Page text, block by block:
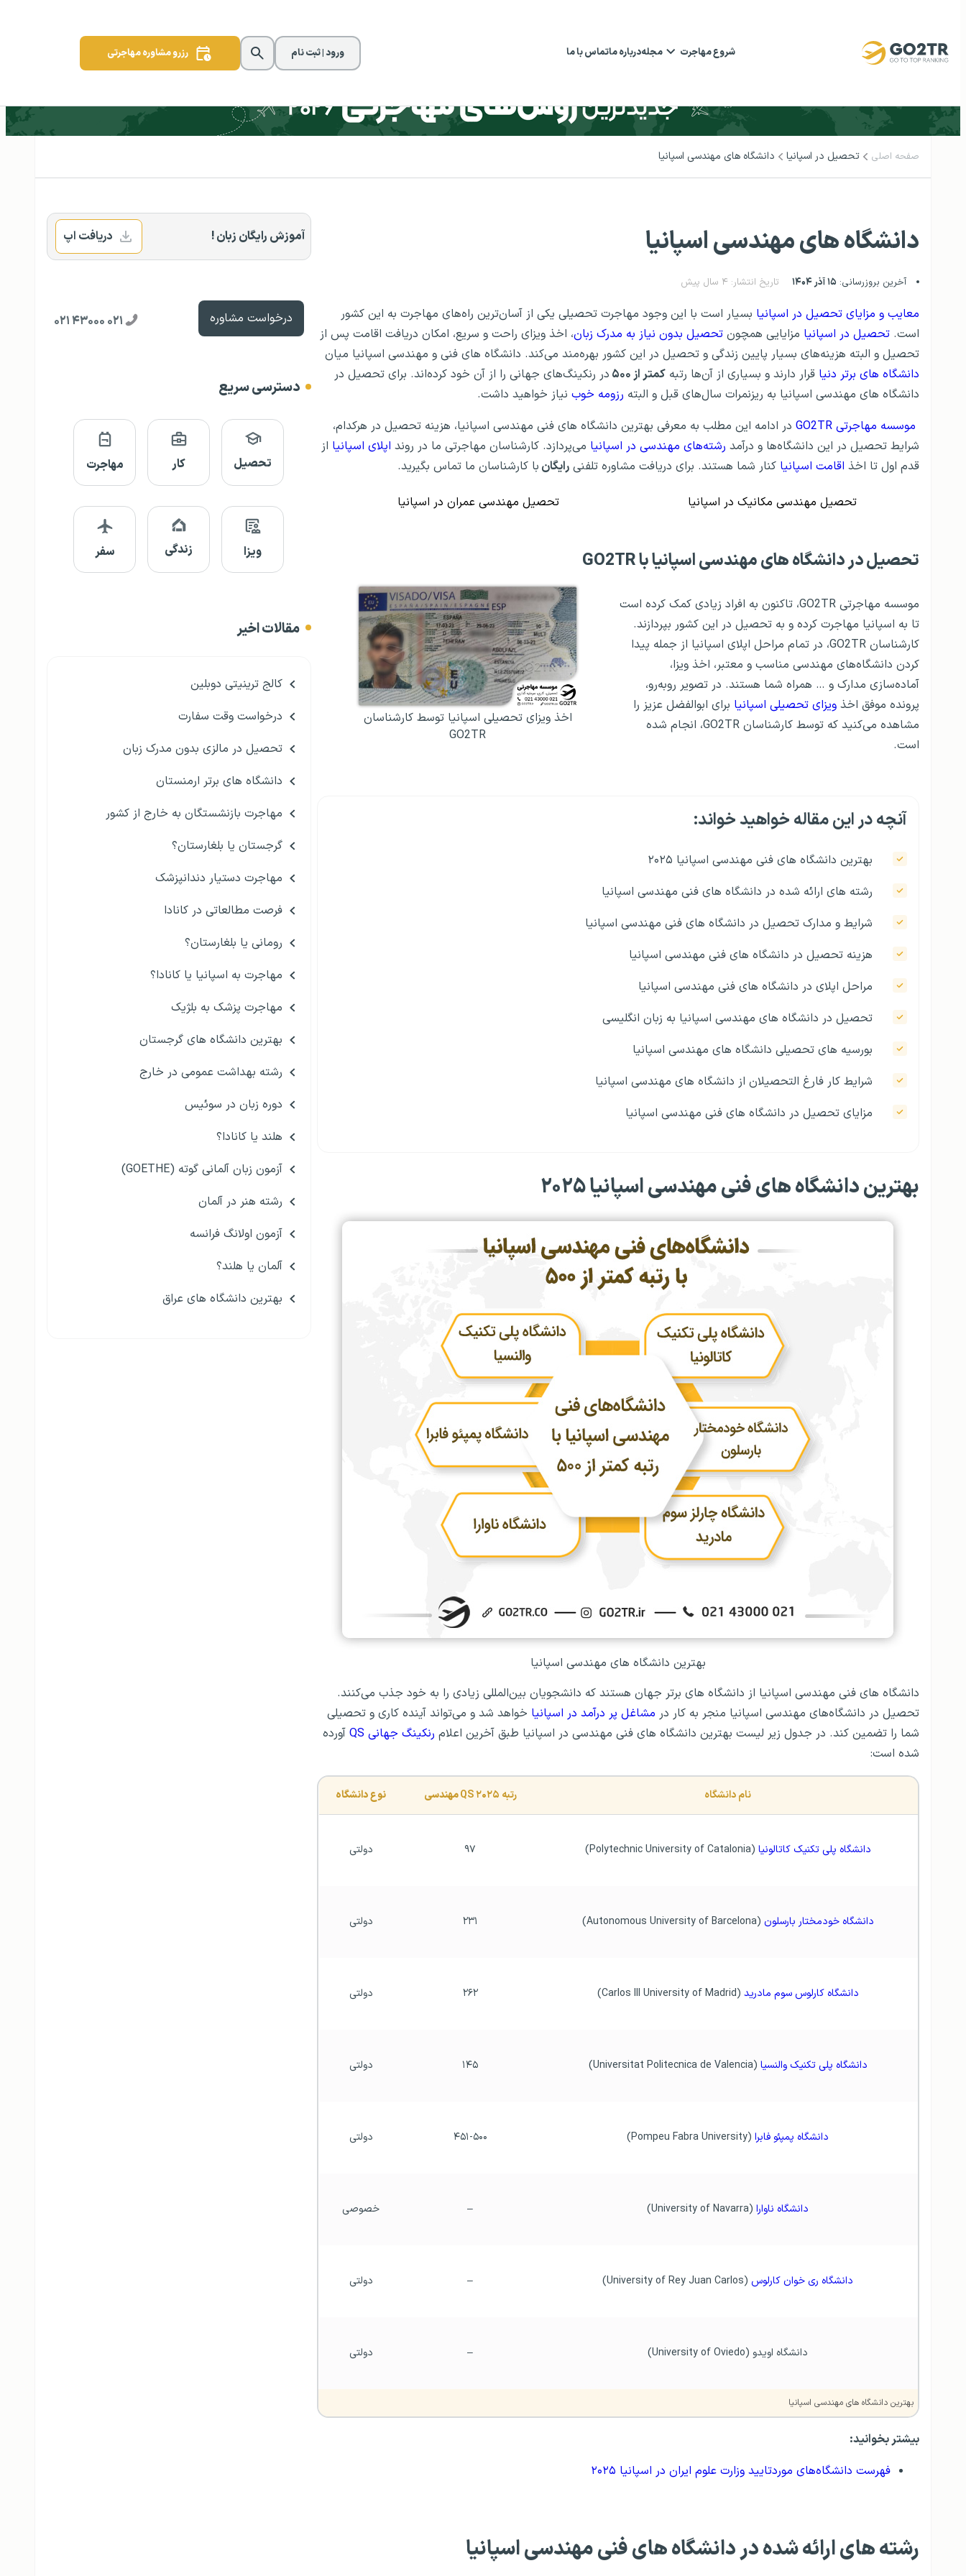
شروع مهاجرت مجلهدرباره ماتماس با ما ورود | ثبت نام رزرو مشاوره مهاجرتی
صفحه اصلی تحصیل در اسپانیا دانشگاه های مهندسی اسپانیا
دانشگاه های مهندسی اسپانیا
آخرین بروزرسانی: ۱۵ آذر ۱۴۰۴ تاریخ انتشار: ۴ سال پیش
معایب و مزایای تحصیل در اسپانیا بسیار است با این وجود مهاجرت تحصیلی یکی از آسان‌ترین راه‌های مهاجرت به این کشور
است. تحصیل در اسپانیا مزایایی همچون تحصیل بدون نیاز به مدرک زبان، اخذ ویزای راحت و سریع، امکان دریافت اقامت پس از
تحصیل و البته هزینه‌های بسیار پایین زندگی و تحصیل در این کشور بهره‌مند می‌کند. دانشگاه های فنی و مهندسی اسپانیا میان
دانشگاه های برتر دنیا قرار دارند و بسیاری از آن‌ها رتبه کمتر از ۵۰۰
در رنکینگ‌های جهانی را از آن خود کرده‌اند. برای تحصیل در
دانشگاه های مهندسی اسپانیا به ریزنمرات سال‌های قبل و البته رزومه خوب نیاز خواهید داشت.
موسسه مهاجرتی GO2TR
در ادامه این مطلب به معرفی بهترین دانشگاه های فنی مهندسی اسپانیا، هزینه تحصیل در هرکدام،
شرایط تحصیل در این دانشگاه‌ها و درآمد رشته‌های مهندسی در اسپانیا می‌پردازد. کارشناسان مهاجرتی ما در روند اپلای اسپانیا از
قدم اول تا اخذ اقامت اسپانیا کنار شما هستند. برای دریافت مشاوره تلفنی رایگان با کارشناسان ما تماس بگیرید.
تحصیل مهندسی مکانیک در اسپانیا تحصیل مهندسی عمران در اسپانیا
تحصیل در دانشگاه های مهندسی اسپانیا با GO2TR
موسسه مهاجرتی GO2TR، تاکنون به افراد زیادی کمک کرده است
تا به اسپانیا مهاجرت کرده و به تحصیل در این کشور بپردازند.
کارشناسان GO2TR، در تمام مراحل اپلای اسپانیا از جمله پیدا
کردن دانشگاه‌های مهندسی مناسب و معتبر، اخذ ویزا،
آماده‌سازی مدارک و … همراه شما هستند. در تصویر روبه‌رو،
پرونده موفق اخذ ویزای تحصیلی اسپانیا برای ابوالفضل عزیز را
مشاهده می‌کنید که توسط کارشناسان GO2TR، انجام شده
است.
اخذ ویزای تحصیلی اسپانیا توسط کارشناسان
GO2TR
آنچه در این مقاله خواهید خواند:
بهترین دانشگاه های فنی مهندسی اسپانیا ۲۰۲۵
رشته های ارائه شده در دانشگاه های فنی مهندسی اسپانیا
شرایط و مدارک تحصیل در دانشگاه های فنی مهندسی اسپانیا
هزینه تحصیل در دانشگاه های فنی مهندسی اسپانیا
مراحل اپلای در دانشگاه های فنی مهندسی اسپانیا
تحصیل در دانشگاه های مهندسی اسپانیا به زبان انگلیسی
بورسیه های تحصیلی دانشگاه های مهندسی اسپانیا
شرایط کار فارغ التحصیلان از دانشگاه های مهندسی اسپانیا
مزایای تحصیل در دانشگاه های فنی مهندسی اسپانیا
بهترین دانشگاه های فنی مهندسی اسپانیا ۲۰۲۵
بهترین دانشگاه های مهندسی اسپانیا
دانشگاه های فنی مهندسی اسپانیا از دانشگاه های برتر جهان هستند که دانشجویان بین‌المللی زیادی را به خود جذب می‌کنند.
تحصیل در دانشگاه‌های مهندسی اسپانیا منجر به کار در مشاغل پر درآمد در اسپانیا خواهد شد و می‌تواند آینده کاری و تحصیلی
شما را تضمین کند. در جدول زیر لیست بهترین دانشگاه های فنی مهندسی در اسپانیا طبق آخرین اعلام رنکینگ جهانی QS
آورده
شده است:
نام دانشگاه رتبه ۲۰۲۵ QS مهندسی نوع دانشگاه
دانشگاه پلی تکنیک کاتالونیا (Polytechnic University of Catalonia) ۹۷ دولتی
دانشگاه خودمختار بارسلون (Autonomous University of Barcelona) ۲۳۱ دولتی
دانشگاه کارلوس سوم مادرید (Carlos III University of Madrid) ۲۶۲ دولتی
دانشگاه پلی تکنیک والنسیا (Universitat Politecnica de Valencia) ۱۴۵ دولتی
دانشگاه پمپئو فابرا (Pompeu Fabra University) ۴۵۱-۵۰۰ دولتی
دانشگاه ناوارا (University of Navarra)
– خصوصی
دانشگاه ری خوان کارلوس (University of Rey Juan Carlos)
– دولتی
دانشگاه اویدو (University of Oviedo) – دولتی
بهترین دانشگاه های مهندسی اسپانیا
بیشتر بخوانید:
فهرست دانشگاه‌های موردتایید وزارت علوم ایران در اسپانیا ۲۰۲۵
رشته های ارائه شده در دانشگاه های فنی مهندسی اسپانیا
آموزش رایگان زبان ! دریافت اپ
درخواست مشاوره ۰۲۱ ۴۳۰۰۰ ۰۲۱
دسترسی سریع
تحصیل کار مهاجرت
ویزا زندگی سفر
مقالات اخیر
کالج ترینیتی دوبلین
درخواست وقت سفارت
تحصیل در مالزی بدون مدرک زبان
دانشگاه های برتر ارمنستان
مهاجرت بازنشستگان به خارج از کشور
گرجستان یا بلغارستان؟
مهاجرت دستیار دندانپزشک
فرصت مطالعاتی در کانادا
رومانی یا بلغارستان؟
مهاجرت به اسپانیا یا کانادا؟
مهاجرت پزشک به بلژیک
بهترین دانشگاه های گرجستان
رشته بهداشت عمومی در خارج
دوره زبان در سوئیس
هلند یا کانادا؟
آزمون زبان آلمانی گوته (GOETHE)
رشته هنر در آلمان
آزمون اولانگ فرانسه
آلمان یا هلند؟
بهترین دانشگاه های عراق